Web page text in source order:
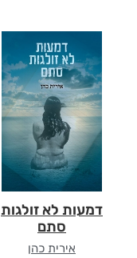
דמעות לא זולגות
סתם
אירית כהן